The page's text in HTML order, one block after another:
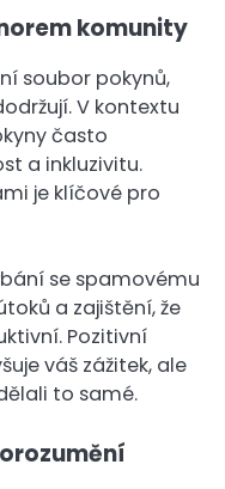
komunity
soubor pokynů,
V kontextu
často
a inkluzivitu.
je klíčové pro
se spamovému
a zajištění, že
Pozitivní
váš zážitek, ale
to samé.